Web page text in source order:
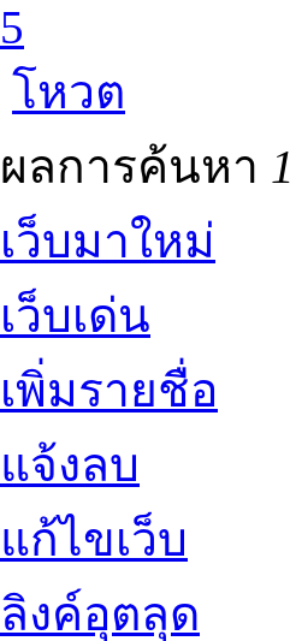
5
โหวต
ผลการค้นหา 1
เว็บมาใหม่
เว็บเด่น
เพิ่มรายชื่อ
แจ้งลบ
แก้ไขเว็บ
ลิงค์อุตลุด